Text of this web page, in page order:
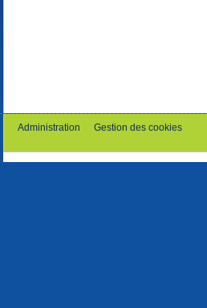
Administration Gestion des cookies